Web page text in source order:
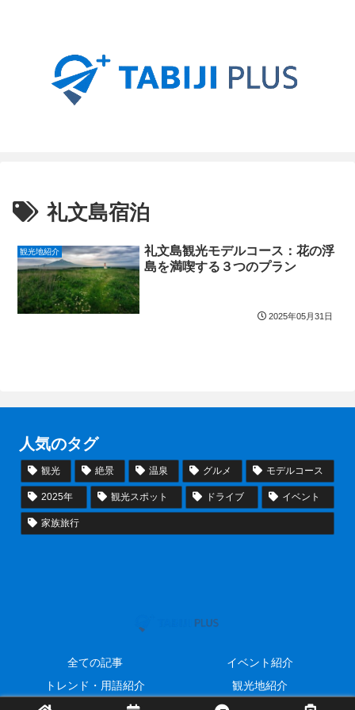
礼文島宿泊
観光地紹介
礼文島観光モデルコース：花の浮
島を満喫する３つのプラン
2025年05月31日
人気のタグ
観光 絶景 温泉 グルメ モデルコース
2025年 観光スポット ドライブ イベント
家族旅行
全ての記事
イベント紹介
トレンド・用語紹介
観光地紹介